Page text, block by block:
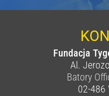
Fundacja
Al.
Batory
02-486